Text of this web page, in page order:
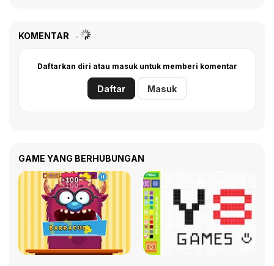
KOMENTAR
Daftarkan diri atau masuk untuk memberi komentar
Daftar Masuk
GAME YANG BERHUBUNGAN